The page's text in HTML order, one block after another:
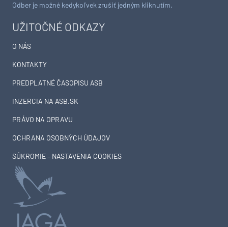
UŽITOČNÉ ODKAZY
O NÁS
KONTAKTY
PREDPLATNÉ ČASOPISU ASB
INZERCIA NA ASB.SK
PRÁVO NA OPRAVU
OCHRANA OSOBNÝCH ÚDAJOV
SÚKROMIE – NASTAVENIA COOKIES
Odber je možné kedykoľvek zrušiť jedným kliknutím.